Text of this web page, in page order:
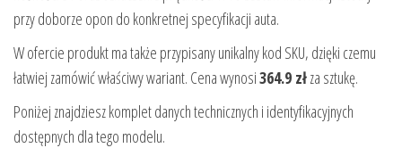
przy doborze opon do konkretnej specyfikacji auta.
W ofercie produkt ma także przypisany unikalny kod SKU, dzięki czemu
łatwiej zamówić właściwy wariant. Cena wynosi364.9 złza sztukę.
Poniżej znajdziesz komplet danych technicznych i identyfikacyjnych
dostępnych dla tego modelu.